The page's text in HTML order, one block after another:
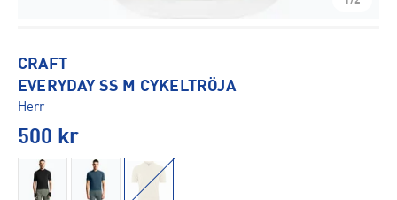
CRAFT
EVERYDAY SS M CYKELTRÖJA
Herr
500 kr